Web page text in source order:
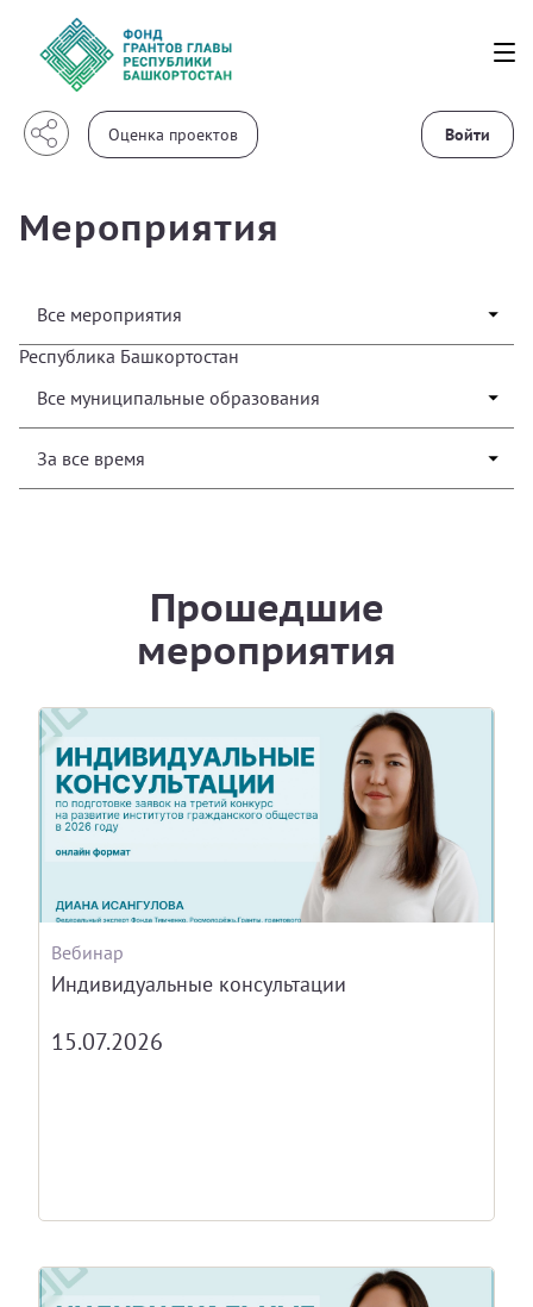
Войти
Мероприятия
Республика Башкортостан
Прошедшие
мероприятия
Вебинар
Индивидуальные консультации
15.07.2026